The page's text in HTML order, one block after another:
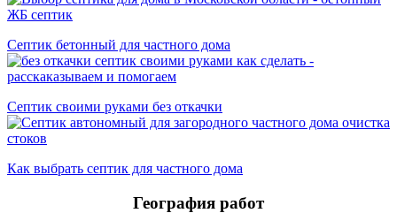
Септик бетонный для частного дома
Септик своими руками без откачки
Как выбрать септик для частного дома
География работ